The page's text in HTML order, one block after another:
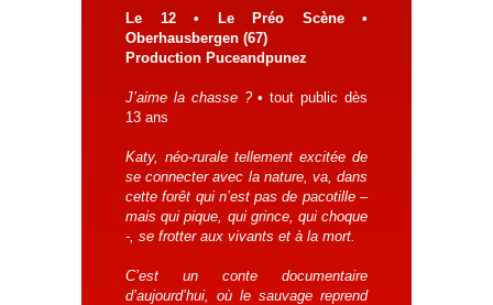
Le 12 • Le Préo Scène •
Oberhausbergen (67)
Production Puceandpunez
J’aime la chasse ?• tout public dès
13 ans
Katy, néo-rurale tellement excitée de
se connecter avec la nature, va, dans
cette forêt qui n’est pas de pacotille –
mais qui pique, qui grince, qui choque
-, se frotter aux vivants et à la mort.
C’est un conte documentaire
d’aujourd’hui, où le sauvage reprend